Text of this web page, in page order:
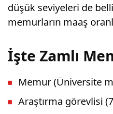
düşük seviyeleri de
memurların maaş
İşte Zamlı
Memur (Üniversite
Araştırma görevlisi